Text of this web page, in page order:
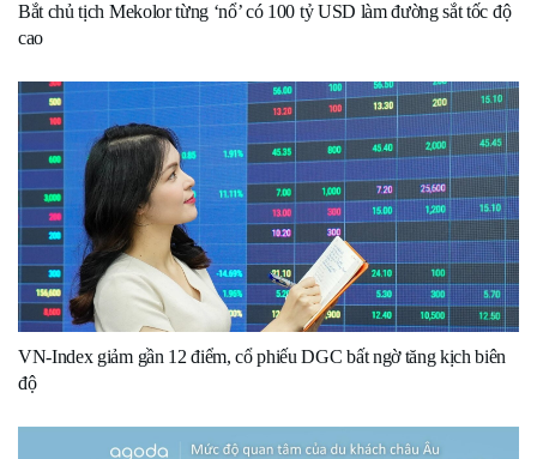
Bắt chủ tịch Mekolor từng ‘nổ’ có 100 tỷ USD làm đường sắt tốc độ
cao
VN-Index giảm gần 12 điểm, cổ phiếu DGC bất ngờ tăng kịch biên
độ